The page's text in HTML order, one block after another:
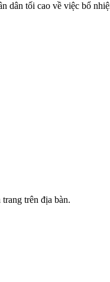
tối cao về việc bổ
trên địa bàn.